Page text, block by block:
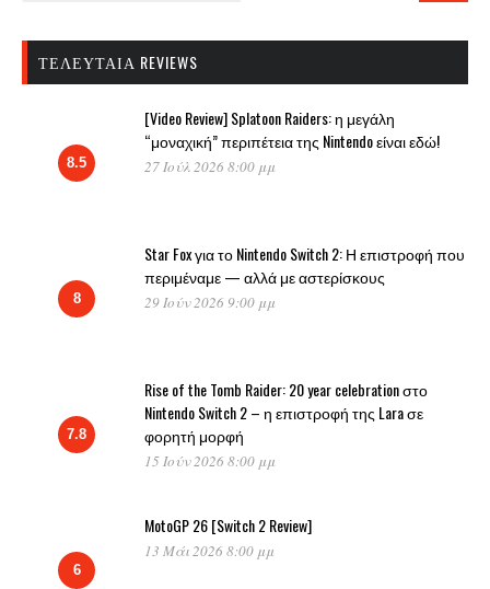
ΤΕΛΕΥΤΑΊΑ REVIEWS
8.5
[Video Review] Splatoon Raiders: η μεγάλη
“μοναχική” περιπέτεια της Nintendo είναι εδώ!
27 Ιούλ 2026 8:00 μμ
8
Star Fox για το Nintendo Switch 2: Η επιστροφή που
περιμέναμε — αλλά με αστερίσκους
29 Ιούν 2026 9:00 μμ
7.8
Rise of the Tomb Raider: 20 year celebration στο
Nintendo Switch 2 – η επιστροφή της Lara σε
φορητή μορφή
15 Ιούν 2026 8:00 μμ
6
MotoGP 26 [Switch 2 Review]
13 Μάι 2026 8:00 μμ